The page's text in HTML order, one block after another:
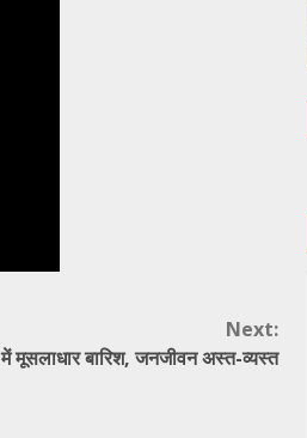
Next:
मूसलाधार बारिश, जनजीवन अस्त-व्यस्त